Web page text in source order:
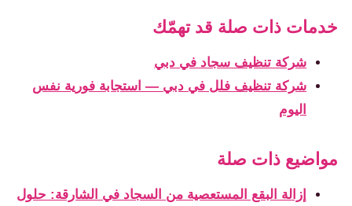
خدمات ذات صلة قد تهمّك
شركة تنظيف سجاد في دبي
شركة تنظيف فلل في دبي — استجابة فورية نفس
اليوم
مواضيع ذات صلة
إزالة البقع المستعصية من السجاد في الشارقة: حلول